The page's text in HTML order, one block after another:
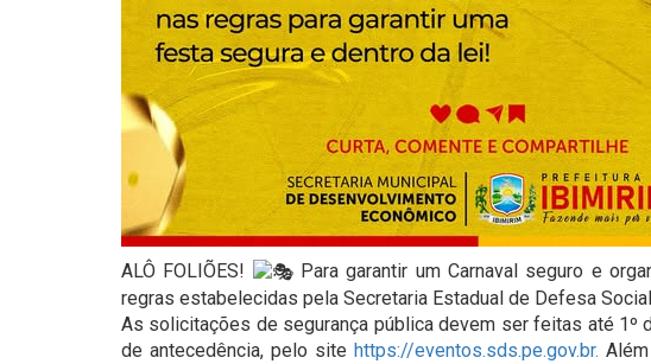
ALÔ FOLIÕES!
Para garantir um Carnaval seguro e
regras estabelecidas pela Secretaria Estadual de Defesa
As solicitações de segurança pública devem ser feitas até 1º
de antecedência, pelo site https://eventos.sds.pe.gov.br.